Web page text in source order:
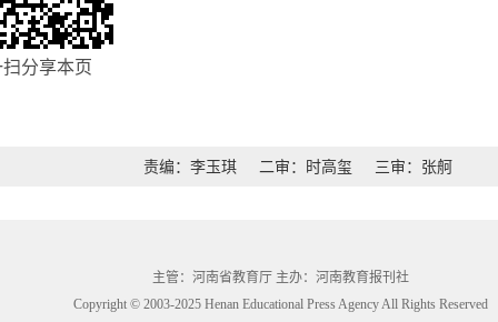
分享本页
责编：李玉琪 二审：时高玺 三审：张舸
主管：河南省教育厅 主办：河南教育报刊社
Copyright © 2003-2025 Henan Educational Press Agency All Rights Reserved